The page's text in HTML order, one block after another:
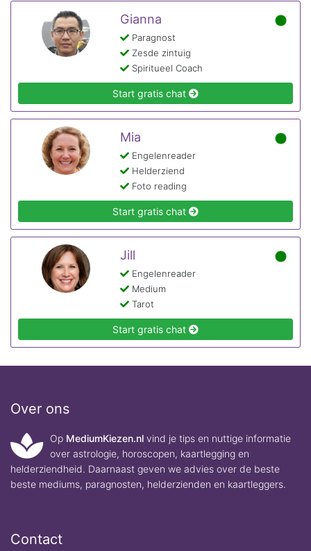
Gianna
Paragnost
Zesde zintuig
Spiritueel Coach
Start gratis chat
Mia
Engelenreader
Helderziend
Foto reading
Start gratis chat
Jill
Engelenreader
Medium
Tarot
Start gratis chat
Over ons
Op MediumKiezen.nl vind je tips en nuttige informatie
over astrologie, horoscopen, kaartlegging en
helderziendheid. Daarnaast geven we advies over de beste
beste mediums, paragnosten, helderzienden en kaartleggers.
Contact